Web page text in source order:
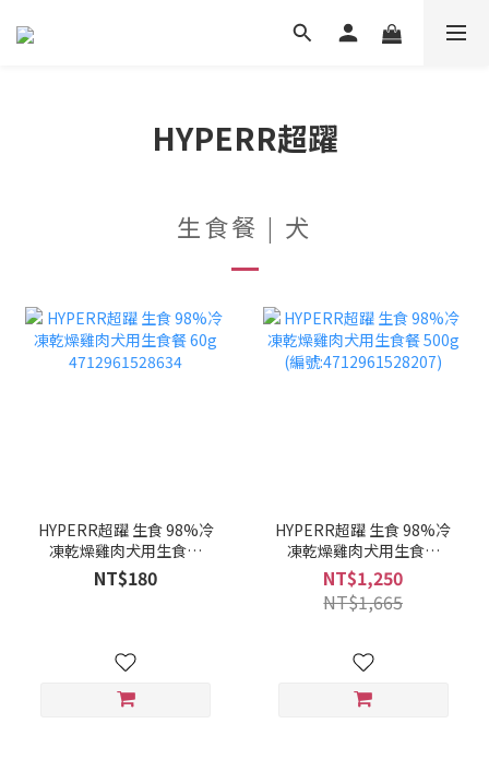
HYPERR超躍
生食餐 | 犬
HYPERR超躍 生食 98%冷
凍乾燥雞肉犬用生食餐
60g 4712961528634
NT$180
HYPERR超躍 生食 98%冷
凍乾燥雞肉犬用生食餐
500g (編
號:4712961528207)
NT$1,250
NT$1,665